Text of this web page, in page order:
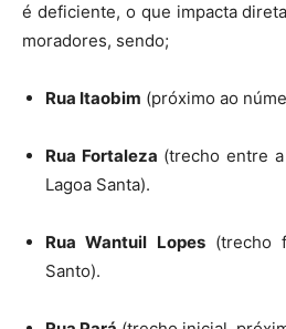
é deficiente, o que impacta
moradores, sendo;
Rua Itaobim (próximo ao
Rua Fortaleza (trecho entre
Lagoa Santa).
Rua Wantuil Lopes(trecho
Santo).